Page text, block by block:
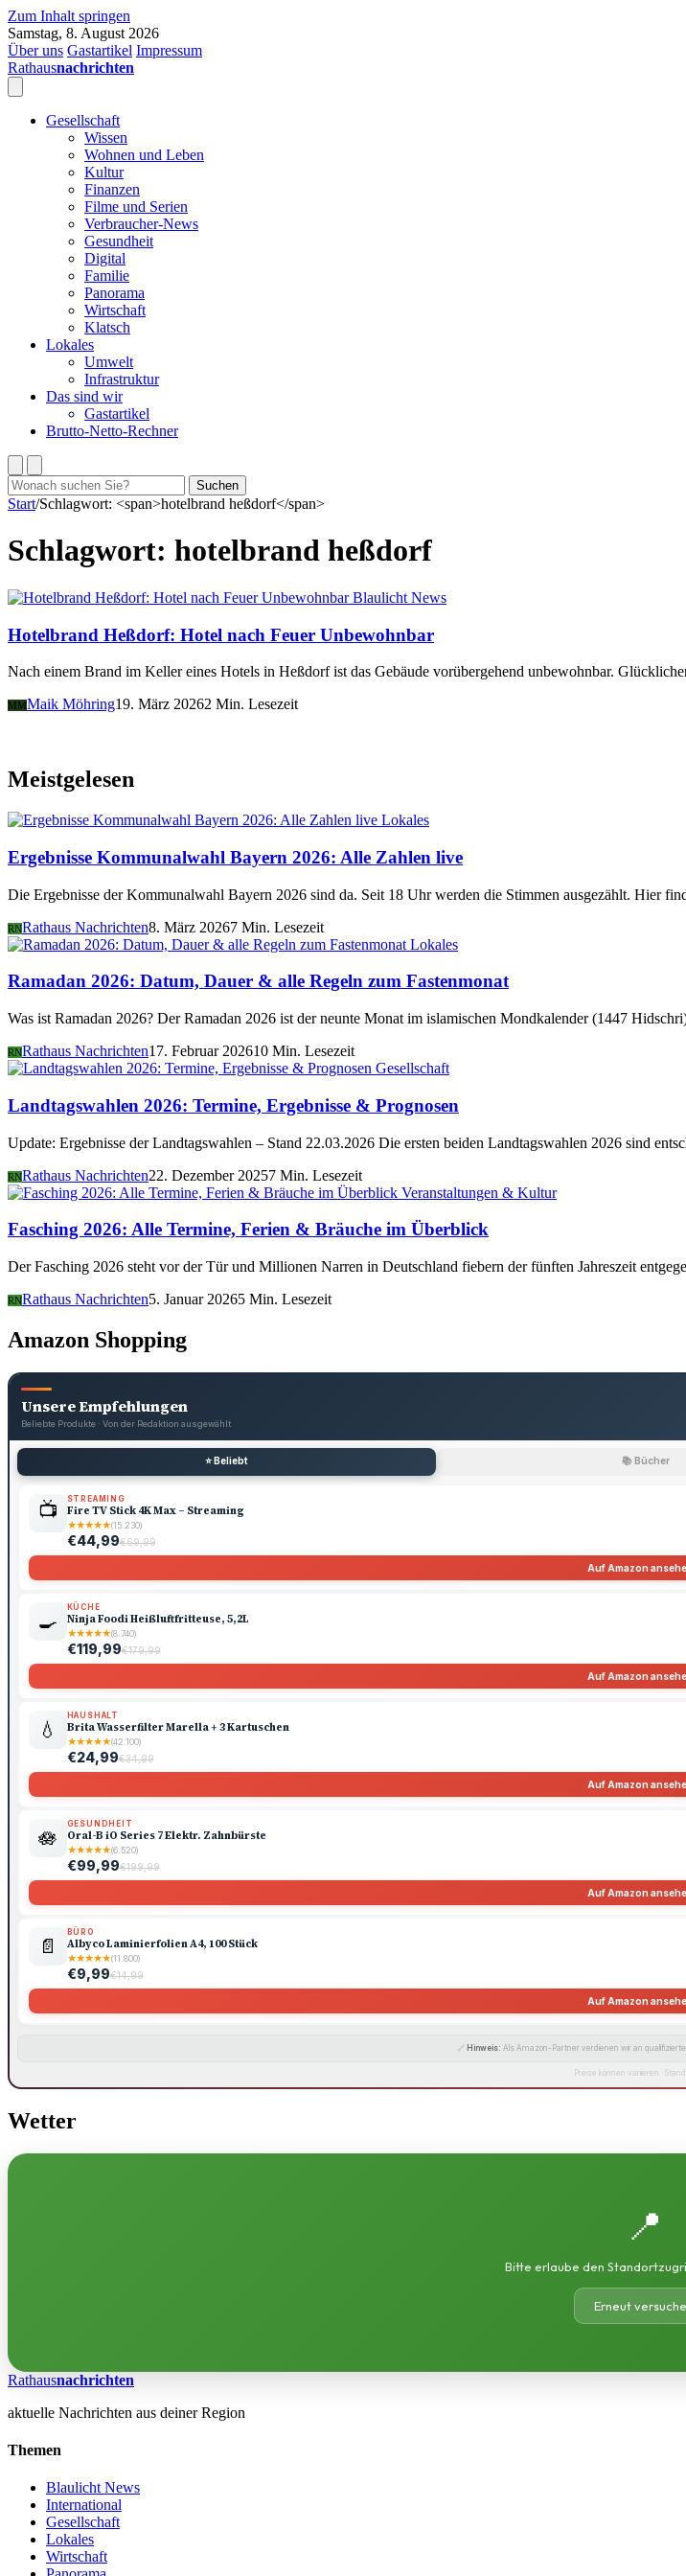
Zum Inhalt springen
Samstag, 8. August 2026
Über uns Gastartikel Impressum
Rathausnachrichten
Gesellschaft
Wissen
Wohnen und Leben
Kultur
Finanzen
Filme und Serien
Verbraucher-News
Gesundheit
Digital
Familie
Panorama
Wirtschaft
Klatsch
Lokales
Umwelt
Infrastruktur
Das sind wir
Gastartikel
Brutto-Netto-Rechner
Suchen
nach:
Suchen
Start/Schlagwort: <span>hotelbrand heßdorf</span>
Schlagwort: hotelbrand heßdorf
Blaulicht News
Hotelbrand Heßdorf: Hotel nach Feuer Unbewohnbar
Nach einem Brand im Keller eines Hotels in Heßdorf ist das Gebäude vorübergehend unbewohnbar.
MM Maik Möhring19. März 20262 Min. Lesezeit
Meistgelesen
Lokales
Ergebnisse Kommunalwahl Bayern 2026: Alle Zahlen live
Die Ergebnisse der Kommunalwahl Bayern 2026 sind da. Seit 18 Uhr werden die Stimmen ausgezählt. Hier
RNRathaus Nachrichten8. März 20267 Min. Lesezeit
Lokales
Ramadan 2026: Datum, Dauer & alle Regeln zum Fastenmonat
Was ist Ramadan 2026? Der Ramadan 2026 ist der neunte Monat im islamischen Mondkalender (1447
RNRathaus Nachrichten17. Februar 202610 Min. Lesezeit
Gesellschaft
Landtagswahlen 2026: Termine, Ergebnisse & Prognosen
Update: Ergebnisse der Landtagswahlen – Stand 22.03.2026 Die ersten beiden Landtagswahlen 2026 sind
RNRathaus Nachrichten22. Dezember 20257 Min. Lesezeit
Veranstaltungen & Kultur
Fasching 2026: Alle Termine, Ferien & Bräuche im Überblick
Der Fasching 2026 steht vor der Tür und Millionen Narren in Deutschland fiebern der fünften Jahreszeit
RNRathaus Nachrichten5. Januar 20265 Min. Lesezeit
Amazon Shopping
Unsere Empfehlungen
Beliebte Produkte · Von der Redaktion ausgewählt
⭐ Beliebt 📚 Bücher
📺 STREAMING
Fire TV Stick 4K Max – Streaming
★★★★★(15.230)
€44,99€69,99
Auf Amazon
🍳
KÜCHE
Ninja Foodi Heißluftfritteuse, 5,2L
★★★★★(8.740)
€119,99€179,99
Auf Amazon
💧
HAUSHALT
Brita Wasserfilter Marella + 3 Kartuschen
★★★★★(42.100)
€24,99€34,99
Auf Amazon
🪷
GESUNDHEIT
Oral-B iO Series 7 Elektr. Zahnbürste
★★★★★(6.520)
€99,99€199,99
Auf Amazon
📄
BÜRO
Albyco Laminierfolien A4, 100 Stück
★★★★★(11.800)
€9,99€14,99
Auf Amazon
🔗 Hinweis: Als Amazon-Partner verdienen wir an
Preise können variieren ·
Wetter
📍
Bitte erlaube den
Erneut
Rathausnachrichten
aktuelle Nachrichten aus deiner Region
Themen
Blaulicht News
International
Gesellschaft
Lokales
Wirtschaft